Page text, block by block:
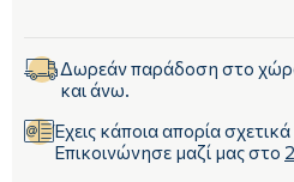
Δωρεάν παράδοση στο
και άνω.
Έχεις κάποια απορία
Επικοινώνησε μαζί μας στο